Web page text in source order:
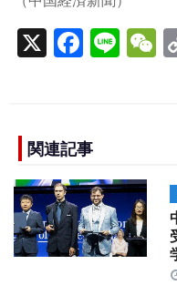
X F
a
e
b
o
o
k
Li
n e
関連記事